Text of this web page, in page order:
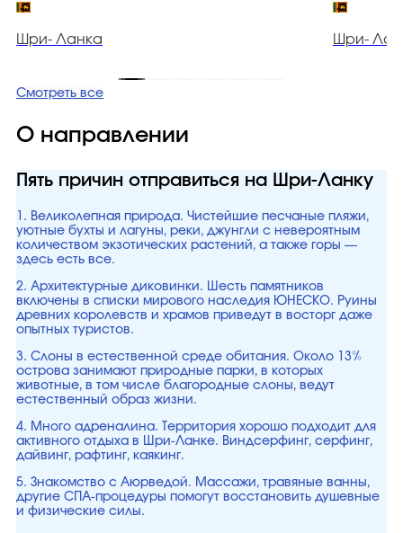
Шри- Ланка Шри-
Смотреть все
О направлении
Пять причин отправиться на Шри-Ланку
1. Великолепная природа. Чистейшие песчаные пляжи,
уютные бухты и лагуны, реки, джунгли с невероятным
количеством экзотических растений, а также горы —
здесь есть все.
2. Архитектурные диковинки. Шесть памятников
включены в списки мирового наследия ЮНЕСКО. Руины
древних королевств и храмов приведут в восторг даже
опытных туристов.
3. Слоны в естественной среде обитания. Около 13%
острова занимают природные парки, в которых
животные, в том числе благородные слоны, ведут
естественный образ жизни.
4. Много адреналина. Территория хорошо подходит для
активного отдыха в Шри-Ланке. Виндсерфинг, серфинг,
дайвинг, рафтинг, каякинг.
5. Знакомство с Аюрведой. Массажи, травяные ванны,
другие СПА-процедуры помогут восстановить душевные
и физические силы.